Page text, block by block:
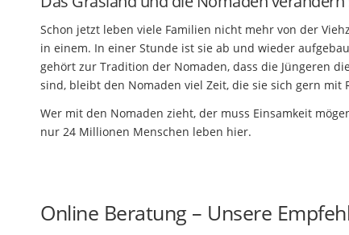
Schon jetzt leben viele Familien nicht mehr von der
in einem. In einer Stunde ist sie ab und wieder
gehört zur Tradition der Nomaden, dass die Jüngeren
sind, bleibt den Nomaden viel Zeit, die sie sich gern mit
Wer mit den Nomaden zieht, der muss Einsamkeit
nur 24 Millionen Menschen leben hier.
Online Beratung – Unsere